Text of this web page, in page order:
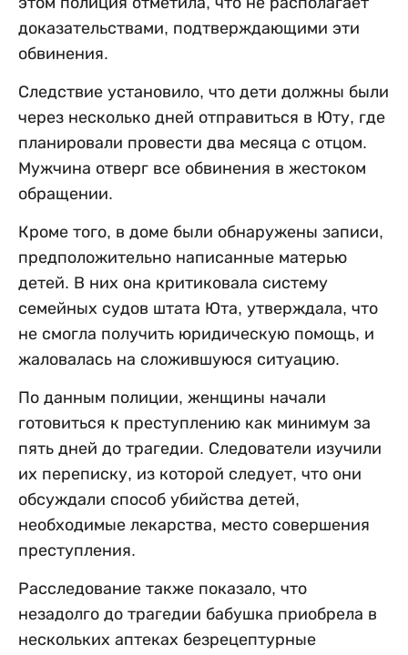
доказательствами, подтверждающими эти
обвинения.
Следствие установило, что дети должны были
через несколько дней отправиться в Юту, где
планировали провести два месяца с отцом.
Мужчина отверг все обвинения в жестоком
обращении.
Кроме того, в доме были обнаружены записи,
предположительно написанные матерью
детей. В них она критиковала систему
семейных судов штата Юта, утверждала, что
не смогла получить юридическую помощь, и
жаловалась на сложившуюся ситуацию.
По данным полиции, женщины начали
готовиться к преступлению как минимум за
пять дней до трагедии. Следователи изучили
их переписку, из которой следует, что они
обсуждали способ убийства детей,
необходимые лекарства, место совершения
преступления.
Расследование также показало, что
незадолго до трагедии бабушка приобрела в
нескольких аптеках безрецептурные